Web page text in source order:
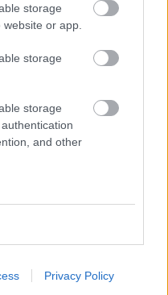
storage
or app.
storage
storage
and other
Privacy Policy